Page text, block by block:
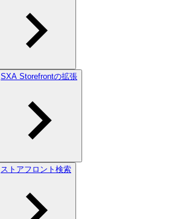
SXA Storefrontの拡張
ストアフロント検索